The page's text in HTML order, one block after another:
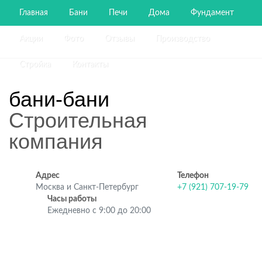
Главная Бани Печи Дома Фундамент
бани-бани
Строительная
компания
Адрес
Москва и Санкт-Петербург
Телефон
+7 (921) 707-19-79
Часы работы
Ежедневно с 9:00 до 20:00